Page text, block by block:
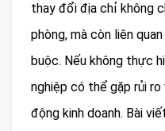
thay đổi địa chỉ không
phòng, mà còn liên
buộc. Nếu không thực
nghiệp có thể gặp rủi
động kinh doanh. Bài